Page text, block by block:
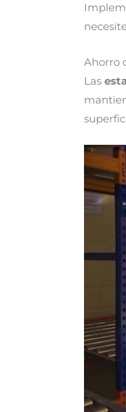
Ahorro
Las